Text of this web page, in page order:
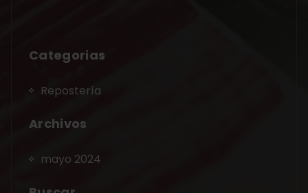
Categorias
Repostería
Archivos
mayo 2024